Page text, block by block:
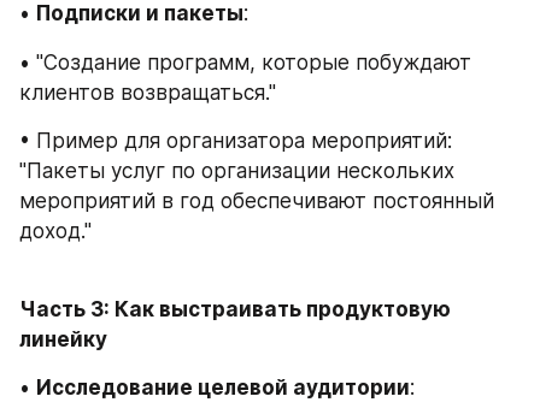
• Подписки и пакеты:
• "Создание программ, которые побуждают
клиентов возвращаться."
• Пример для организатора мероприятий:
"Пакеты услуг по организации нескольких
мероприятий в год обеспечивают постоянный
доход."
Часть 3: Как выстраивать продуктовую
линейку
• Исследование целевой аудитории: